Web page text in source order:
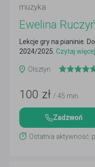
muzyka
Ewelina
Lekcje gry na pianinie.
2024/2025. Czytaj więcej
Olsztyn
100 zł / 45 min
Zadzwoń
Ostatnia aktywność: